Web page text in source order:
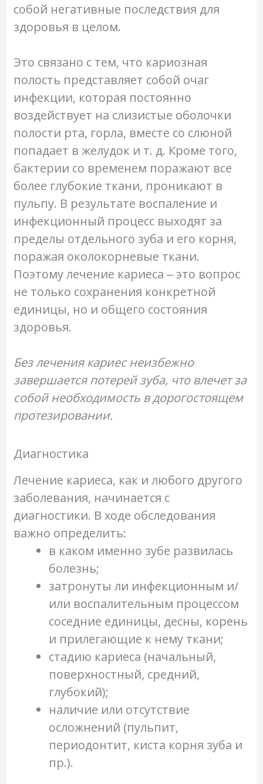
собой негативные последствия для
здоровья в целом.
Это связано с тем, что кариозная
полость представляет собой очаг
инфекции, которая постоянно
воздействует на слизистые оболочки
полости рта, горла, вместе со слюной
попадает в желудок и т. д. Кроме того,
бактерии со временем поражают все
более глубокие ткани, проникают в
пульпу. В результате воспаление и
инфекционный процесс выходят за
пределы отдельного зуба и его корня,
поражая околокорневые ткани.
Поэтому лечение кариеса ‒ это вопрос
не только сохранения конкретной
единицы, но и общего состояния
здоровья.
Без лечения кариес неизбежно
завершается потерей зуба, что влечет за
собой необходимость в дорогостоящем
протезировании.
Диагностика
Лечение кариеса, как и любого другого
заболевания, начинается с
диагностики. В ходе обследования
важно определить:
в каком именно зубе развилась
болезнь;
затронуты ли инфекционным и/
или воспалительным процессом
соседние единицы, десны, корень
и прилегающие к нему ткани;
стадию кариеса (начальный,
поверхностный, средний,
глубокий);
наличие или отсутствие
осложнений (пульпит,
периодонтит, киста корня зуба и
пр.).